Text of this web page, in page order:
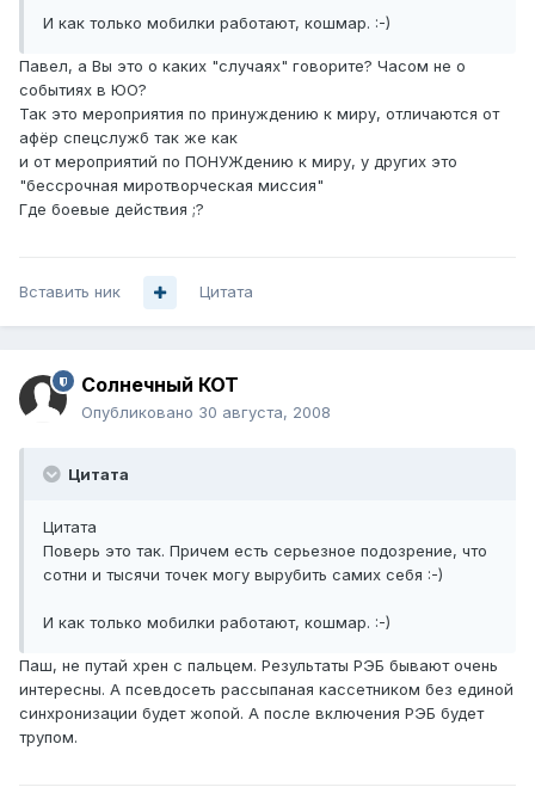
И как только мобилки работают, кошмар. :-)
Павел, а Вы это о каких "случаях" говорите? Часом не о
событиях в ЮО?
Так это мероприятия по принуждению к миру, отличаются от
афёр спецслужб так же как
и от мероприятий по ПОНУЖдению к миру, у других это
"бессрочная миротворческая миссия"
Где боевые действия ;?
Вставить ник Цитата
Солнечный КОТ
Опубликовано 30 августа, 2008
Цитата
Цитата
Поверь это так. Причем есть серьезное подозрение, что
сотни и тысячи точек могу вырубить самих себя :-)
И как только мобилки работают, кошмар. :-)
Паш, не путай хрен с пальцем. Результаты РЭБ бывают очень
интересны. А псевдосеть рассыпаная кассетником без единой
синхронизации будет жопой. А после включения РЭБ будет
трупом.